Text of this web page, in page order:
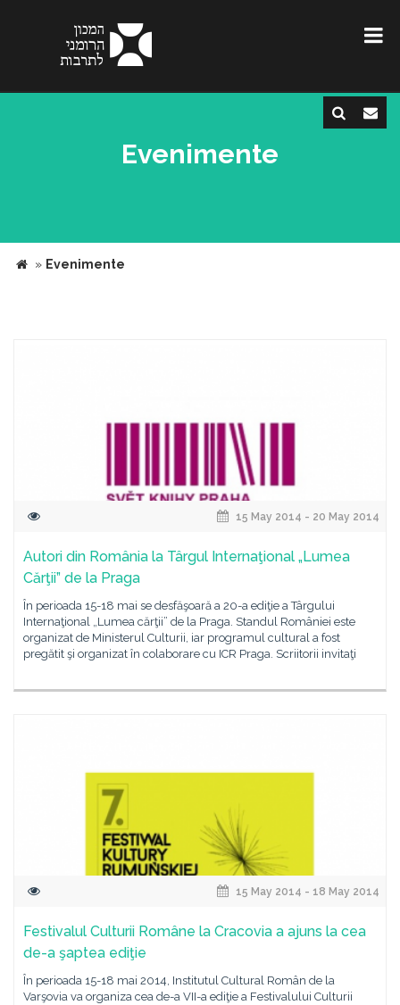
Evenimente
» Evenimente
15 May 2014 - 20 May 2014
Autori din România la Târgul Internaţional „Lumea
Cărţii” de la Praga
În perioada 15-18 mai se desfăşoară a 20-a ediţie a Târgului
Internaţional „Lumea cărţii” de la Praga. Standul României este
organizat de Ministerul Culturii, iar programul cultural a fost
pregătit şi organizat în colaborare cu ICR Praga. Scriitorii invitaţi
15 May 2014 - 18 May 2014
Festivalul Culturii Române la Cracovia a ajuns la cea
de-a şaptea ediţie
În perioada 15-18 mai 2014, Institutul Cultural Român de la
Varşovia va organiza cea de-a VII-a ediţie a Festivalului Culturii